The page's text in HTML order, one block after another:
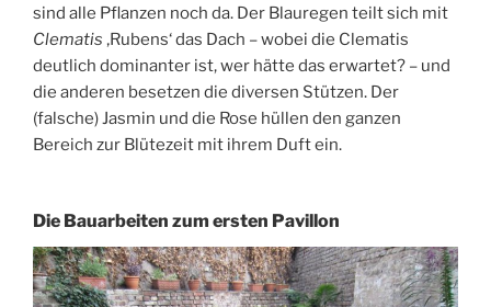
sind alle Pflanzen noch da. Der Blauregen teilt sich mit
Clematis ‚Rubens‘ das Dach – wobei die Clematis
deutlich dominanter ist, wer hätte das erwartet? – und
die anderen besetzen die diversen Stützen. Der
(falsche) Jasmin und die Rose hüllen den ganzen
Bereich zur Blütezeit mit ihrem Duft ein.
Die Bauarbeiten zum ersten Pavillon